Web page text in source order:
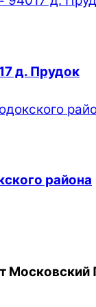
д. Прудок
района
Московский